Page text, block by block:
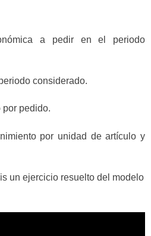
a pedir en el periodo
considerado.
por pedido.
por unidad de artículo y
un ejercicio resuelto del modelo